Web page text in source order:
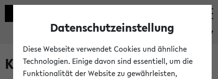
eKVV
Kombisuche im eKVV
Datenschutzeinstellung
Diese Webseite verwendet Cookies und ähnliche
Technologien. Einige davon sind essentiell, um die
Funktionalität der Website zu gewährleisten,